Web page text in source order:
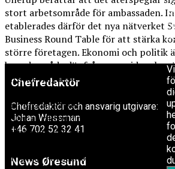
stort arbetsområde för ambassaden.
etablerades därför det nya nätverket
Business Round Table för att stärka
större företagen. Ekonomi och politik
huvudområde där frågan om id- och
en stor fråga. Men även de stereotypa
regelbundet återspeglas mellan
och faktainsatser.
– Det är riktigt trist med alla
allt annat. Ett av våra uppdrag på
förklara för danskarna och för vår
fungerar i Stockholm. Och samma sak
Redaktionen
redaktion@newsoresund.org
+46 40 30 56 30
Chefredaktör
Chefredaktör och ansvarig utgivare:
Johan Wessman
+46 702 52 32 41
News Øresund